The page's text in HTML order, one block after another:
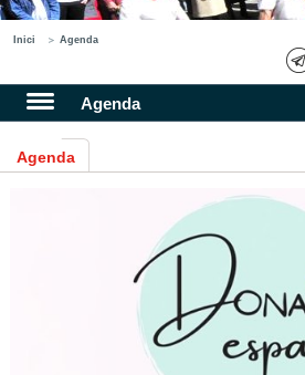
Inici Agenda
Agenda
Agenda